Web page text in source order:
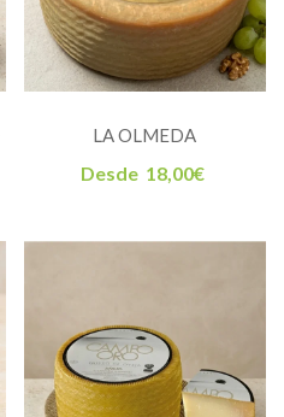
LA OLMEDA
Desde 18,00€